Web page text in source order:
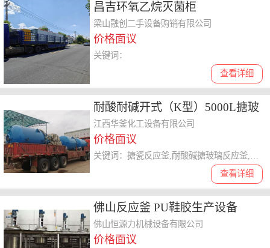
昌吉环氧乙烷灭菌柜
梁山融创二手设备购销有限公司
价格面议
查看详细
关键词：
耐酸耐碱开式（K型）5000L搪玻
璃反应釜反应罐
江西华釜化工设备有限公司
价格面议
查看详细
佛山反应釜 PU鞋胶生产设备
佛山恒源力机械设备有限公司
价格面议